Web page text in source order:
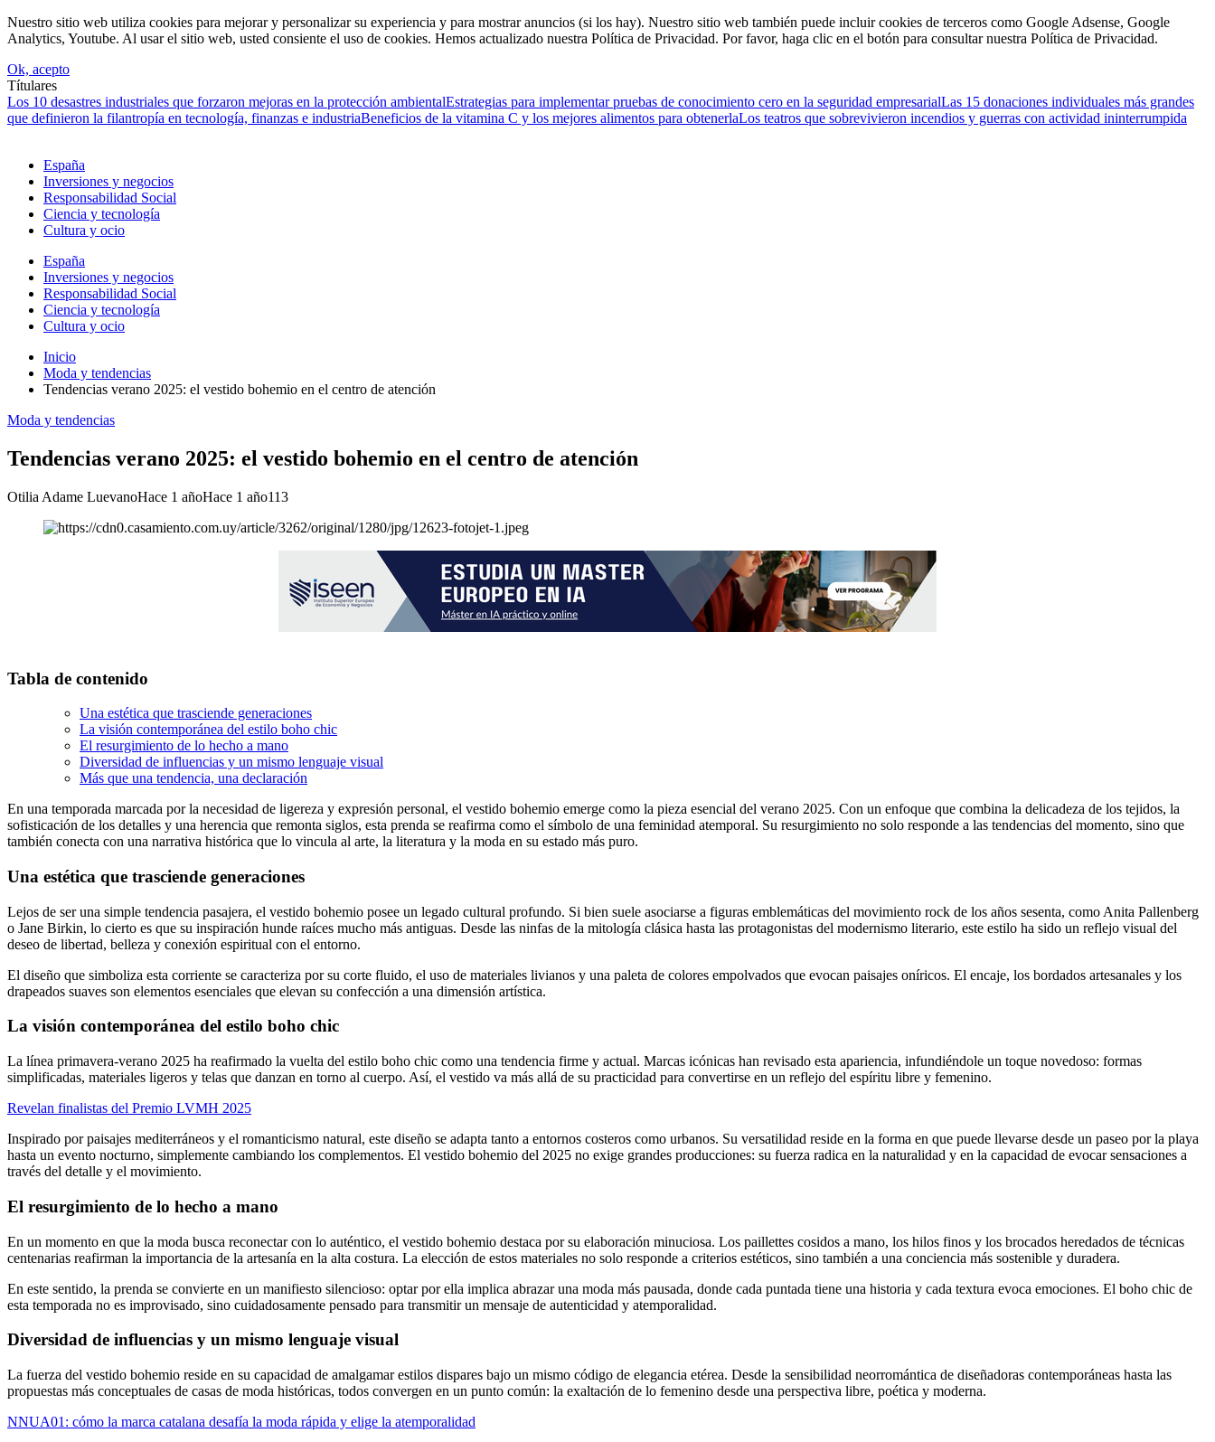
Nuestro sitio web utiliza cookies para mejorar y personalizar su experiencia y para mostrar anuncios (si los hay). Nuestro sitio web también puede incluir cookies de terceros como Google Adsense, Google
Analytics, Youtube. Al usar el sitio web, usted consiente el uso de cookies. Hemos actualizado nuestra Política de Privacidad. Por favor, haga clic en el botón para consultar nuestra Política de Privacidad.
Ok, acepto
Títulares
Los 10 desastres industriales que forzaron mejoras en la protección ambientalEstrategias para implementar pruebas de conocimiento cero en la seguridad empresarialLas 15 donaciones individuales más grandes
que definieron la filantropía en tecnología, finanzas e industriaBeneficios de la vitamina C y los mejores alimentos para obtenerlaLos teatros que sobrevivieron incendios y guerras con actividad ininterrumpida
España
Inversiones y negocios
Responsabilidad Social
Ciencia y tecnología
Cultura y ocio
España
Inversiones y negocios
Responsabilidad Social
Ciencia y tecnología
Cultura y ocio
Inicio
Moda y tendencias
Tendencias verano 2025: el vestido bohemio en el centro de atención
Moda y tendencias
Tendencias verano 2025: el vestido bohemio en el centro de atención
Otilia Adame LuevanoHace 1 añoHace 1 año113
Tabla de contenido
Una estética que trasciende generaciones
La visión contemporánea del estilo boho chic
El resurgimiento de lo hecho a mano
Diversidad de influencias y un mismo lenguaje visual
Más que una tendencia, una declaración
En una temporada marcada por la necesidad de ligereza y expresión personal, el vestido bohemio emerge como la pieza esencial del verano 2025. Con un enfoque que combina la delicadeza de los tejidos, la
sofisticación de los detalles y una herencia que remonta siglos, esta prenda se reafirma como el símbolo de una feminidad atemporal. Su resurgimiento no solo responde a las tendencias del momento, sino que
también conecta con una narrativa histórica que lo vincula al arte, la literatura y la moda en su estado más puro.
Una estética que trasciende generaciones
Lejos de ser una simple tendencia pasajera, el vestido bohemio posee un legado cultural profundo. Si bien suele asociarse a figuras emblemáticas del movimiento rock de los años sesenta, como Anita Pallenberg
o Jane Birkin, lo cierto es que su inspiración hunde raíces mucho más antiguas. Desde las ninfas de la mitología clásica hasta las protagonistas del modernismo literario, este estilo ha sido un reflejo visual del
deseo de libertad, belleza y conexión espiritual con el entorno.
El diseño que simboliza esta corriente se caracteriza por su corte fluido, el uso de materiales livianos y una paleta de colores empolvados que evocan paisajes oníricos. El encaje, los bordados artesanales y los
drapeados suaves son elementos esenciales que elevan su confección a una dimensión artística.
La visión contemporánea del estilo boho chic
La línea primavera-verano 2025 ha reafirmado la vuelta del estilo boho chic como una tendencia firme y actual. Marcas icónicas han revisado esta apariencia, infundiéndole un toque novedoso: formas
simplificadas, materiales ligeros y telas que danzan en torno al cuerpo. Así, el vestido va más allá de su practicidad para convertirse en un reflejo del espíritu libre y femenino.
Revelan finalistas del Premio LVMH 2025
Inspirado por paisajes mediterráneos y el romanticismo natural, este diseño se adapta tanto a entornos costeros como urbanos. Su versatilidad reside en la forma en que puede llevarse desde un paseo por la playa
hasta un evento nocturno, simplemente cambiando los complementos. El vestido bohemio del 2025 no exige grandes producciones: su fuerza radica en la naturalidad y en la capacidad de evocar sensaciones a
través del detalle y el movimiento.
El resurgimiento de lo hecho a mano
En un momento en que la moda busca reconectar con lo auténtico, el vestido bohemio destaca por su elaboración minuciosa. Los paillettes cosidos a mano, los hilos finos y los brocados heredados de técnicas
centenarias reafirman la importancia de la artesanía en la alta costura. La elección de estos materiales no solo responde a criterios estéticos, sino también a una conciencia más sostenible y duradera.
En este sentido, la prenda se convierte en un manifiesto silencioso: optar por ella implica abrazar una moda más pausada, donde cada puntada tiene una historia y cada textura evoca emociones. El boho chic de
esta temporada no es improvisado, sino cuidadosamente pensado para transmitir un mensaje de autenticidad y atemporalidad.
Diversidad de influencias y un mismo lenguaje visual
La fuerza del vestido bohemio reside en su capacidad de amalgamar estilos dispares bajo un mismo código de elegancia etérea. Desde la sensibilidad neorromántica de diseñadoras contemporáneas hasta las
propuestas más conceptuales de casas de moda históricas, todos convergen en un punto común: la exaltación de lo femenino desde una perspectiva libre, poética y moderna.
NNUA01: cómo la marca catalana desafía la moda rápida y elige la atemporalidad